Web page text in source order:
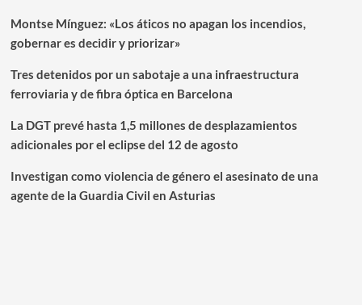
Montse Mínguez: «Los áticos no apagan los incendios,
gobernar es decidir y priorizar»
Tres detenidos por un sabotaje a una infraestructura
ferroviaria y de fibra óptica en Barcelona
La DGT prevé hasta 1,5 millones de desplazamientos
adicionales por el eclipse del 12 de agosto
Investigan como violencia de género el asesinato de una
agente de la Guardia Civil en Asturias